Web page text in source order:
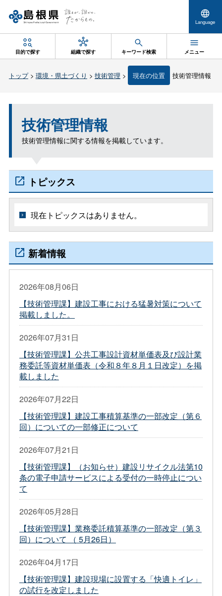
Language
目的で探す 組織で探す キーワード検索 メニュー
トップ> 環境・県土づくり > 技術管理 > 現在の位置 技術管理情報
技術管理情報
技術管理情報に関する情報を掲載しています。
トピックス
現在トピックスはありません。
新着情報
2026年08月06日
【技術管理課】建設工事における猛暑対策について
掲載しました。
2026年07月31日
【技術管理課】公共工事設計資材単価表及び設計業
務委託等資材単価表（令和８年８月１日改定）を掲
載しました
2026年07月22日
【技術管理課】建設工事積算基準の一部改定（第６
回）についての一部修正について
2026年07月21日
【技術管理課】（お知らせ）建設リサイクル法第10
条の電子申請サービスによる受付の一時停止につい
て
2026年05月28日
【技術管理課】業務委託積算基準の一部改定（第３
回）について （ 5月26日）
2026年04月17日
【技術管理課】建設現場に設置する「快適トイレ」
の試行を改定しました